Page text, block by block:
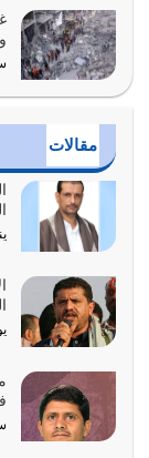
يوليو 25, 2026
الدين الذي
أي أمة تتفرق
أمة عاجزة
يوليو 23, 2026
بحبل الله
يوليو 22, 2026
يشاء ويذل من
يوليو 21, 2026
مقالات